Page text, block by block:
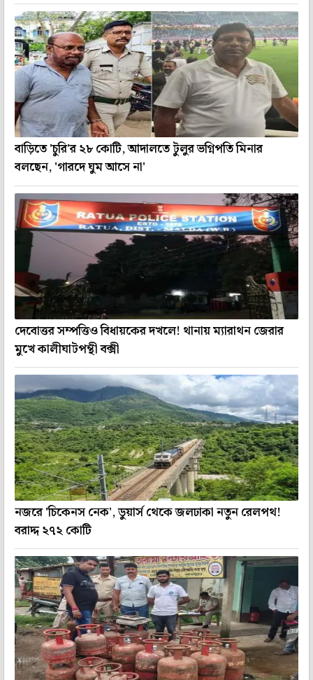
বাড়িতে 'চুরি'র ২৮ কোটি, আদালতে টুলুর ভগ্নিপতি মিনার
বলছেন, 'গারদে ঘুম আসে না'
দেবোত্তর সম্পত্তিও বিধায়কের দখলে! থানায় ম্যারাথন জেরার
মুখে কালীঘাটপন্থী বক্সী
নজরে 'চিকেনস নেক', ডুয়ার্স থেকে জলঢাকা নতুন রেলপথ!
বরাদ্দ ২৭২ কোটি